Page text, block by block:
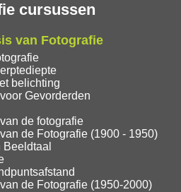
cursussen
van Fotografie
belichting
Gevorderden
de fotografie
de Fotografie (1900 - 1950)
de Fotografie (1950-2000)